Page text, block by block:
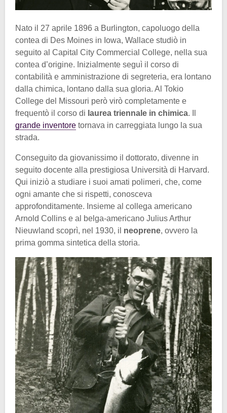
Nato il 27 aprile 1896 a Burlington, capoluogo della
contea di Des Moines in Iowa, Wallace studiò in
seguito al Capital City Commercial College, nella sua
contea d’origine. Inizialmente seguì il corso di
contabilità e amministrazione di segreteria, era lontano
dalla chimica, lontano dalla sua gloria. Al Tokio
College del Missouri però virò completamente e
frequentò il corso di laurea triennale in chimica. Il
grande inventore tornava in carreggiata lungo la sua
strada.
Conseguito da giovanissimo il dottorato, divenne in
seguito docente alla prestigiosa Università di Harvard.
Qui iniziò a studiare i suoi amati polimeri, che, come
ogni amante che si rispetti, conosceva
approfonditamente. Insieme al collega americano
Arnold Collins e al belga-americano Julius Arthur
Nieuwland scoprì, nel 1930, il neoprene, ovvero la
prima gomma sintetica della storia.